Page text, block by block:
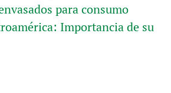
para consumo
Importancia de su